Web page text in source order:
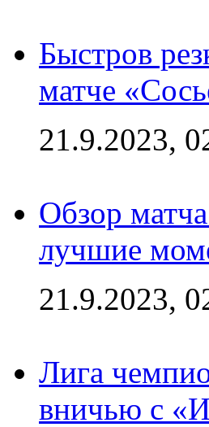
Быстров
матче
21.9.2023,
Обзор
лучшие
21.9.2023,
Лига
вничью с